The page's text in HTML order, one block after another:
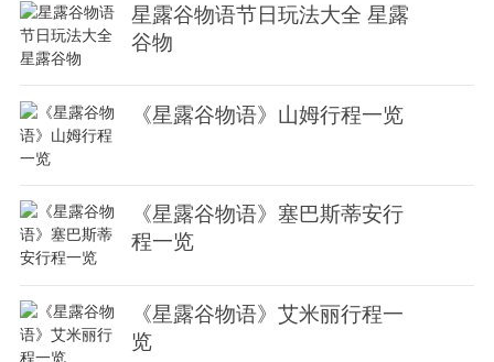
星露谷物语节日玩法大全 星露
谷物
《星露谷物语》山姆行程一览
《星露谷物语》塞巴斯蒂安行
程一览
《星露谷物语》艾米丽行程一
览